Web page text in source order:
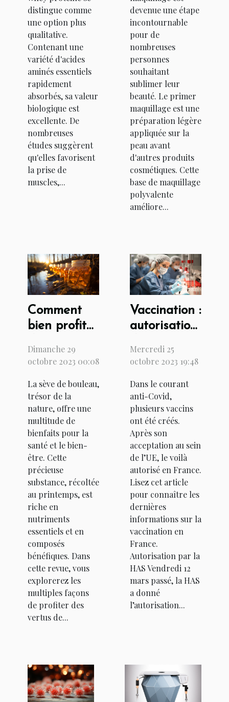
distingue comme
une option plus
qualitative.
Contenant une
variété d'acides
aminés essentiels
rapidement
absorbés, sa valeur
biologique est
excellente. De
nombreuses
études suggèrent
qu'elles favorisent
la prise de
muscles,...
maquiller ?
devenue une étape
incontournable
pour de
nombreuses
personnes
souhaitant
sublimer leur
beauté. Le primer
maquillage est une
préparation légère
appliquée sur la
peau avant
d'autres produits
cosmétiques. Cette
base de maquillage
polyvalente
améliore...
Comment
bien profiter
de la sève
?
Dimanche 29
octobre 2023 00:08
La sève de bouleau,
trésor de la
nature, offre une
multitude de
bienfaits pour la
santé et le bien-
être. Cette
précieuse
substance, récoltée
au printemps, est
riche en
nutriments
essentiels et en
composés
bénéfiques. Dans
cette revue, vous
explorerez les
multiples façons
de profiter des
vertus de...
Vaccination :
autorisation
Johnson &
France
Mercredi 25
octobre 2023 19:48
Dans le courant
anti-Covid,
plusieurs vaccins
ont été créés.
Après son
acceptation au sein
de l’UE, le voilà
autorisé en France.
Lisez cet article
pour connaître les
dernières
informations sur la
vaccination en
France.
Autorisation par la
HAS Vendredi 12
mars passé, la HAS
a donné
l’autorisation...